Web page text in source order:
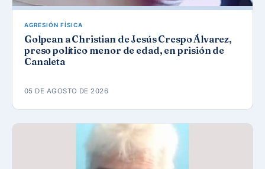
AGRESIÓN FÍSICA
Golpean a Christian de Jesús Crespo Álvarez,
preso político menor de edad, en prisión de
Canaleta
05 DE AGOSTO DE 2026